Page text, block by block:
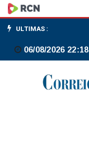
Ineep:
Refinaria
de
Manaus
mantém
ULTIMAS :
06/08/2026 22:18